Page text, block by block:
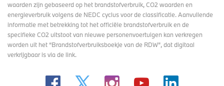
waarden zijn gebaseerd op het brandstofverbruik, CO2 waarden en
energieverbruik volgens de NEDC cyclus voor de classificatie. Aanvullende
informatie met betrekking tot het officiële brandstofverbruik en de
specifieke CO2 uitstoot van nieuwe personenvoertuigen kan verkregen
worden uit het “Brandstofverbruiksboekje van de RDW”, dat digitaal
verkrijgbaaris via de link.